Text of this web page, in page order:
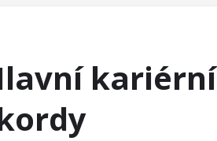
kariérní